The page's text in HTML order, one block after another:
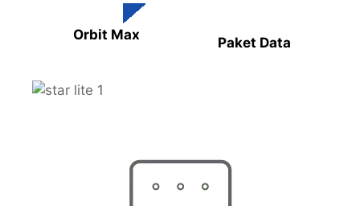
Orbit Max Paket Data